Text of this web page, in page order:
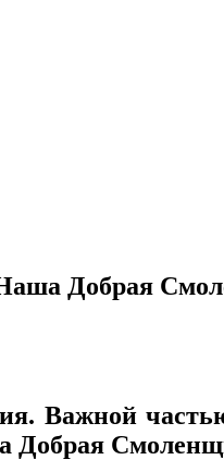
Добрая
Важной
Добрая